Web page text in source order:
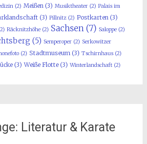
(2) Meißen(3) Musiktheater(2) Palais im
(3) Pillnitz(2) Postkarten(3)
Räcknitzhöhe(2) Sachsen(7) Saloppe(2)
(5) Semperoper(2) Serkowitzer
(2) Stadtmuseum(3) Tschirnhaus(2)
(3) Weiße Flotte(3) Winterlandschaft(2)
Literatur & Karate